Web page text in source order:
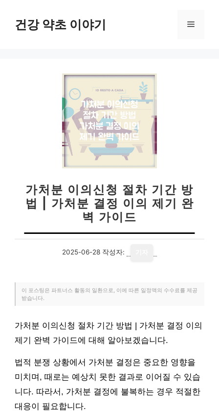
건강 약초 이야기 메
가처분 이의신청 절차 기간 방
법 | 가처분 결정 이의 제기 완
벽 가이드
2025-06-28 작성자:
이 포스팅은 파트너스 활동의 일환으로, 이에 따른 일정액의 수수료를 제공
받습니다.
가처분 이의신청 절차 기간 방법 | 가처분 결정 이의
제기 완벽 가이드에 대해 알아보겠습니다.
법적 분쟁 상황에서 가처분 결정은 중요한 영향을
미치며, 때로는 예상치 못한 결과로 이어질 수 있습
니다. 따라서, 가처분 결정에 불복하는 경우 적절한
대응이 필요합니다.